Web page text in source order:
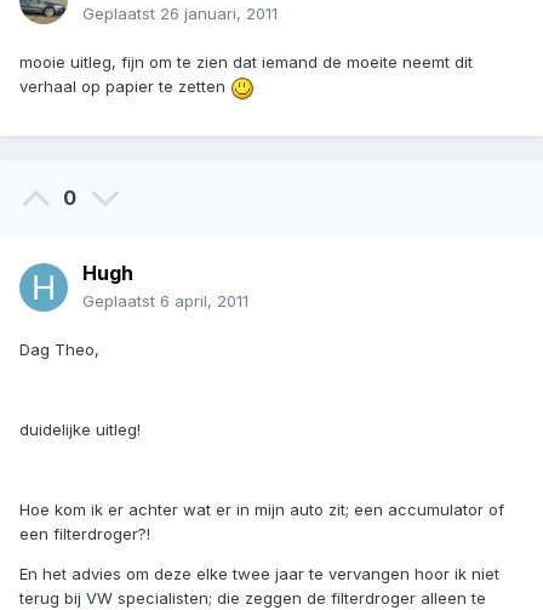
Geplaatst 26 januari, 2011
mooie uitleg, fijn om te zien dat iemand de moeite neemt dit
verhaal op papier te zetten
0
Hugh
Geplaatst 6 april, 2011
Dag Theo,
duidelijke uitleg!
Hoe kom ik er achter wat er in mijn auto zit; een accumulator of
een filterdroger?!
En het advies om deze elke twee jaar te vervangen hoor ik niet
terug bij VW specialisten; die zeggen de filterdroger alleen te